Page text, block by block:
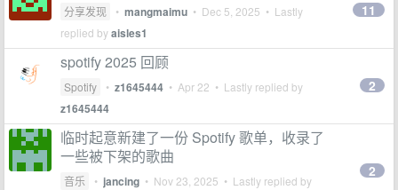
分享发现 • mangmaimu • Dec 5, 2025 • Lastly
replied byaisles1
11
spotify 2025 回顾
Spotify • z1645444 • Apr 22 • Lastly replied by
z1645444
2
临时起意新建了一份 Spotify 歌单，收录了
一些被下架的歌曲
音乐 • jancing • Nov 23, 2025 • Lastly replied by
2